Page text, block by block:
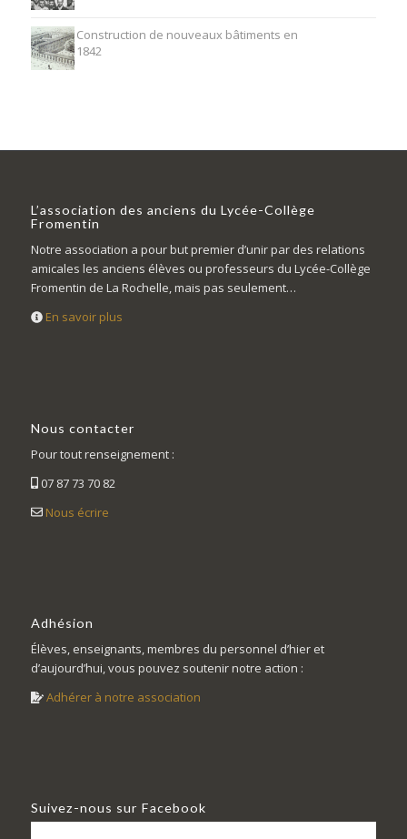
Construction de nouveaux bâtiments en
1842
L’association des anciens du Lycée-Collège
Fromentin
Notre association a pour but premier d’unir par des relations
amicales les anciens élèves ou professeurs du Lycée-Collège
Fromentin de La Rochelle, mais pas seulement…
En savoir plus
Nous contacter
Pour tout renseignement :
07 87 73 70 82
Nous écrire
Adhésion
Élèves, enseignants, membres du personnel d’hier et
d’aujourd’hui, vous pouvez soutenir notre action :
Adhérer à notre association
Suivez-nous sur Facebook